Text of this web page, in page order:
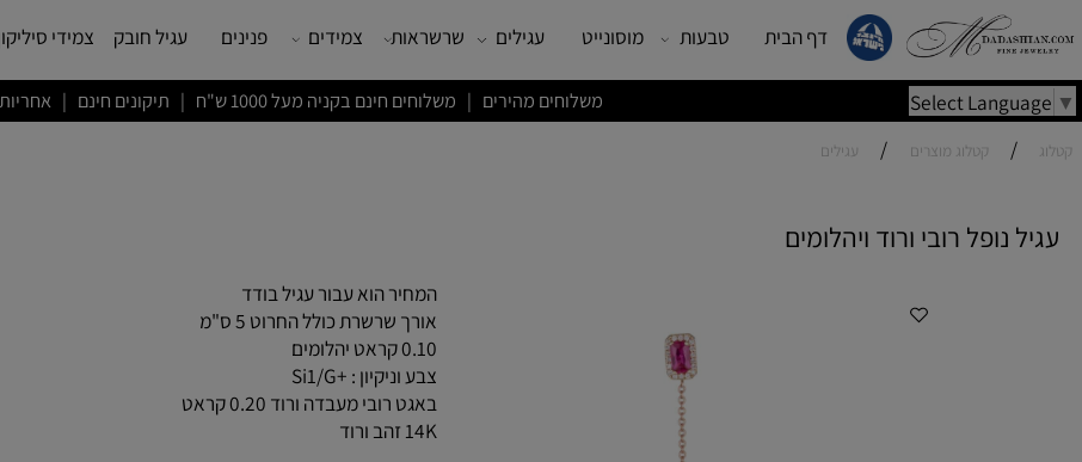
Select משלוחים מהירים | משלוחים חינם בקניה מעל 1000 ש"ח | תיקונים חינם | אחריות לשנה
דף הבית טבעות מוסונייט עגילים שרשראות צמידים פנינים עגיל חובק צמידי סיליקון
קטלוג מוצרים / עגילים
רובי ורוד ויהלומים
המחיר הוא עבור עגיל בודד
אורך שרשרת כולל החרוט 5 ס"מ
צבע וניקיון : +Si1/G
באגט רובי מעבדה ורוד 0.20 קראט